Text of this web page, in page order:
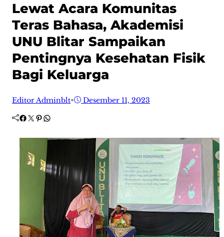
Lewat Acara Komunitas
Teras Bahasa, Akademisi
UNU Blitar Sampaikan
Pentingnya Kesehatan Fisik
Bagi Keluarga
Editor Adminblt• Desember 11, 2023
Facebook Twitter Pinterest WhatsApp